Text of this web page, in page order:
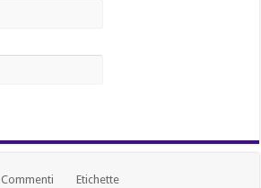
Commenti Etichette